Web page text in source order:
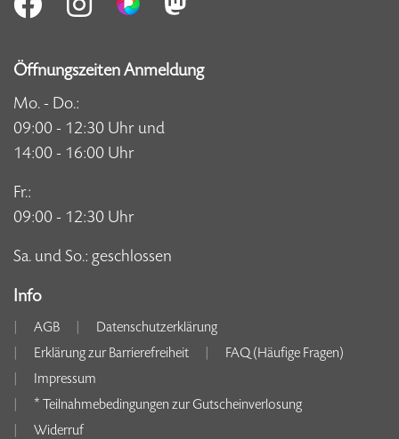
Öffnungszeiten Anmeldung
Mo. - Do.:
09:00 - 12:30 Uhr und
14:00 - 16:00 Uhr
Fr.:
09:00 - 12:30 Uhr
Sa. und So.: geschlossen
Info
AGB
Datenschutzerklärung
Erklärung zur Barrierefreiheit
FAQ (Häufige Fragen)
Impressum
* Teilnahmebedingungen zur Gutscheinverlosung
Widerruf